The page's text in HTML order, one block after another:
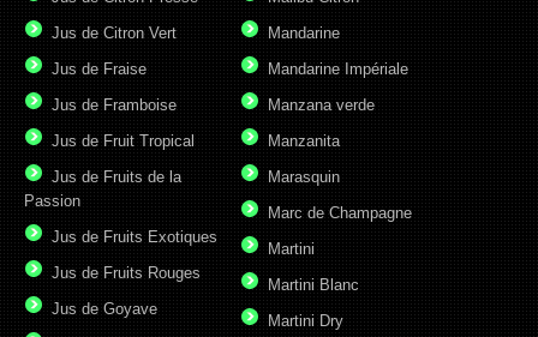
Jus de Citron Vert
Jus de Fraise
Jus de Framboise
Jus de Fruit Tropical
Jus de Fruits de la
Passion
Jus de Fruits Exotiques
Jus de Fruits Rouges
Jus de Goyave
Mandarine
Mandarine Impériale
Manzana verde
Manzanita
Marasquin
Marc de Champagne
Martini
Martini Blanc
Martini Dry